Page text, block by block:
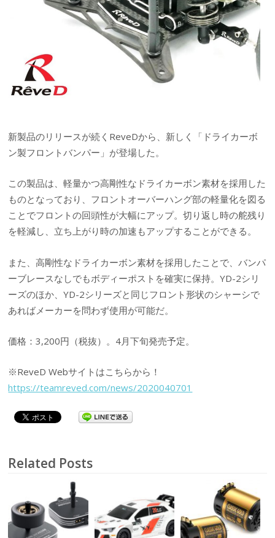
新製品のリリースが続くReveDから、新しく「ドライカーボ
ン製フロントバンパー」が登場した。
この製品は、軽量かつ高剛性なドライカーボン素材を採用した
ものとなっており、フロントオーバーハング部の軽量化を図る
ことでフロントの回頭性が大幅にアップ。切り返し時の舵残り
を軽減し、立ち上がり時の加速もアップすることができる。
また、高剛性なドライカーボン素材を採用したことで、バンパ
ーブレースなしでもボディーポストを確実に保持。YD-2シリ
ーズのほか、YD-2シリーズと同じフロント形状のシャーシで
あればメーカーを問わず使用が可能だ。
価格：3,200円（税抜）。4月下旬発売予定。
※ReveD Webサイトはこちらから！
https://teamreved.com/news/2020040701
Related Posts